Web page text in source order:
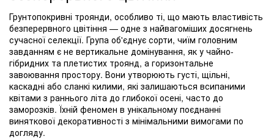
Грунтопокривні троянди, особливо ті, що мають властивість
безперервного цвітіння — одне з найвагоміших досягнень
сучасної селекції. Група об'єднує сорти, чиїм головним
завданням є не вертикальне домінування, як у чайно-
гібридних та плетистих троянд, а горизонтальне
завоювання простору. Вони утворюють густі, щільні,
каскадні або сланкі килими, які залишаються всипаними
квітами з раннього літа до глибокої осені, часто до
заморозків. Їхній феномен в унікальному поєднанні
виняткової декоративності з мінімальними вимогами по
догляду.